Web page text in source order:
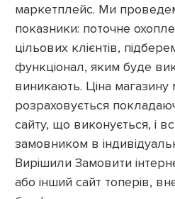
маркетплейс. Ми
показники: поточне
цільових клієнтів,
функціонал, яким буде
виникають. Ціна магазину
розраховується
сайту, що виконується, і
замовником в
Вирішили Замовити
або інший сайт топерів,